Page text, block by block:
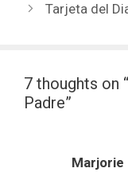
Tarjeta del
7 thoughts on
Padre”
Marjorie